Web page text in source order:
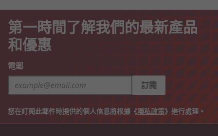
第一時間了解我們的最新產品
和優惠
電郵
訂閱
您在訂閱此郵件時提供的個人信息將根據《隱私政策》進行處理。